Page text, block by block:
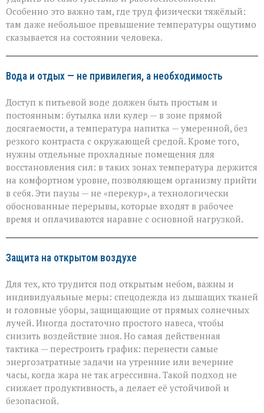
Особенно это важно там, где труд физически тяжёлый:
там даже небольшое превышение температуры ощутимо
сказывается на состоянии человека.
Вода и отдых — не привилегия, а необходимость
Доступ к питьевой воде должен быть простым и
постоянным: бутылка или кулер — в зоне прямой
досягаемости, а температура напитка — умеренной, без
резкого контраста с окружающей средой. Кроме того,
нужны отдельные прохладные помещения для
восстановления сил: в таких зонах температура держится
на комфортном уровне, позволяющем организму прийти
в себя. Эти паузы — не «перекур», а технологически
обоснованные перерывы, которые входят в рабочее
время и оплачиваются наравне с основной нагрузкой.
Защита на открытом воздухе
Для тех, кто трудится под открытым небом, важны и
индивидуальные меры: спецодежда из дышащих тканей
и головные уборы, защищающие от прямых солнечных
лучей. Иногда достаточно простого навеса, чтобы
снизить воздействие зноя. Но самая действенная
тактика — перестроить график: перенести самые
энергозатратные задачи на утренние или вечерние
часы, когда жара не так агрессивна. Такой подход не
снижает продуктивность, а делает её устойчивой и
безопасной.